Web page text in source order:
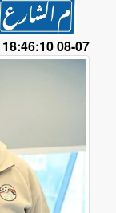
07-08 18:46:10